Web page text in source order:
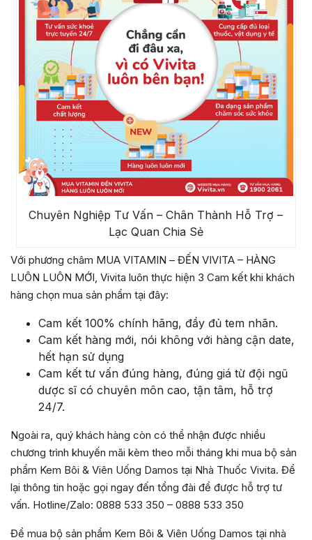
Chuyên Nghiệp Tư Vấn – Chân Thành Hỗ Trợ –
Lạc Quan Chia Sẻ
Với phương châm MUA VITAMIN – ĐẾN VIVITA – HÀNG
LUÔN LUÔN MỚI, Vivita luôn thực hiện 3 Cam kết khi khách
hàng chọn mua sản phẩm tại đây:
Cam kết 100% chính hãng, đầy đủ tem nhãn.
Cam kết hàng mới, nói không với hàng cận date,
hết hạn sử dụng
Cam kết tư vấn đúng hàng, đúng giá từ đội ngũ
dược sĩ có chuyên môn cao, tận tâm, hỗ trợ
24/7.
Ngoài ra, quý khách hàng còn có thể nhận được nhiều
chương trình khuyến mãi kèm theo mỗi tháng khi mua bộ sản
phẩm Kem Bôi & Viên Uống Damos tại Nhà Thuốc Vivita. Để
lại thông tin hoặc gọi ngay đến tổng đài để được hỗ trợ tư
vấn. Hotline/Zalo: 0888 533 350 – 0888 533 350
Để mua bộ sản phẩm Kem Bôi & Viên Uống Damos tại nhà